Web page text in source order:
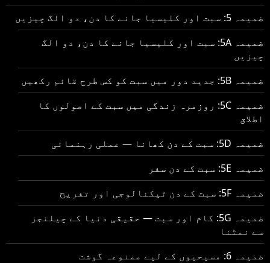
ضمیمہ 5: سبت اور کلیسیا جانے کا دن، دو الگ چیزیں
ضمیمہ 5A: سبت اور کلیسیا جانے کا دن، دو الگ
چیزیں
ضمیمہ 5B: جدید دور میں سبت کو کس طرح قائم رکھیں
ضمیمہ 5C: روزمرہ زندگی میں سبت کے اصولوں کا
اطلاق
ضمیمہ 5D: سبت کے دن کھانا — عملی رہنمائی
ضمیمہ 5E: سبت کے دن سفر
ضمیمہ 5F: سبت کے دن ٹیکنالوجی اور تفریح
ضمیمہ 5G: کام اور سبت — حقیقی دنیا کے چیلنجز
سے نمٹنا
ضمیمہ 6: مسیحیوں کے لیے ممنوعہ گوشت